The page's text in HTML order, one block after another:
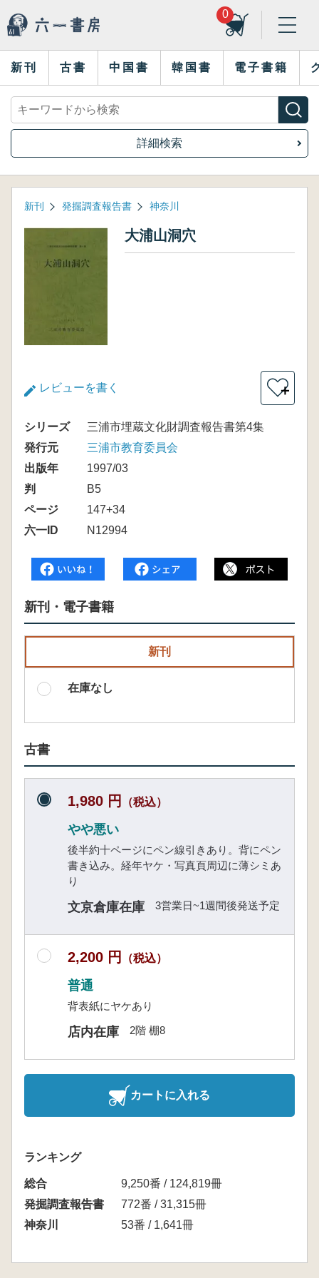
0
新刊 古書 中国書 韓国書 電子書籍
詳細検索
新刊 発掘調査報告書 神奈川
大浦山洞穴
レビューを書く ＋
シリーズ
三浦市埋蔵文化財調査報告書第4集
発行元
三浦市教育委員会
出版年
1997/03
判
B5
ページ
147+34
六一ID
N12994
新刊・電子書籍
新刊
在庫なし
古書
1,980 円 （税込）
やや悪い
後半約十ページにペン線引きあり。背にペン
書き込み。経年ヤケ・写真頁周辺に薄シミあ
り
文京倉庫在庫 3営業日~1週間後発送予定
2,200 円 （税込）
普通
背表紙にヤケあり
店内在庫 2階 棚8
カートに入れる
ランキング
総合
9,250番 / 124,819冊
発掘調査報告書
772番 / 31,315冊
神奈川
53番 / 1,641冊